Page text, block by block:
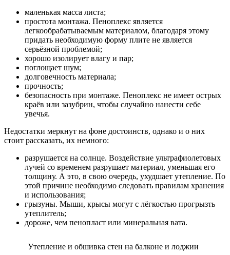
маленькая масса листа;
простота монтажа. Пеноплекс является
легкообрабатываемым материалом, благодаря этому
придать необходимую форму плите не является
серьёзной проблемой;
хорошо изолирует влагу и пар;
поглощает шум;
долговечность материала;
прочность;
безопасность при монтаже. Пеноплекс не имеет острых
краёв или зазубрин, чтобы случайно нанести себе
увечья.
Недостатки меркнут на фоне достоинств, однако и о них
стоит рассказать, их немного:
разрушается на солнце. Воздействие ультрафиолетовых
лучей со временем разрушает материал, уменьшая его
толщину. А это, в свою очередь, ухудшает утепление. По
этой причине необходимо следовать правилам хранения
и использования;
грызуны. Мыши, крысы могут с лёгкостью прогрызть
утеплитель;
дороже, чем пенопласт или минеральная вата.
Утепление и обшивка стен на балконе и лоджии